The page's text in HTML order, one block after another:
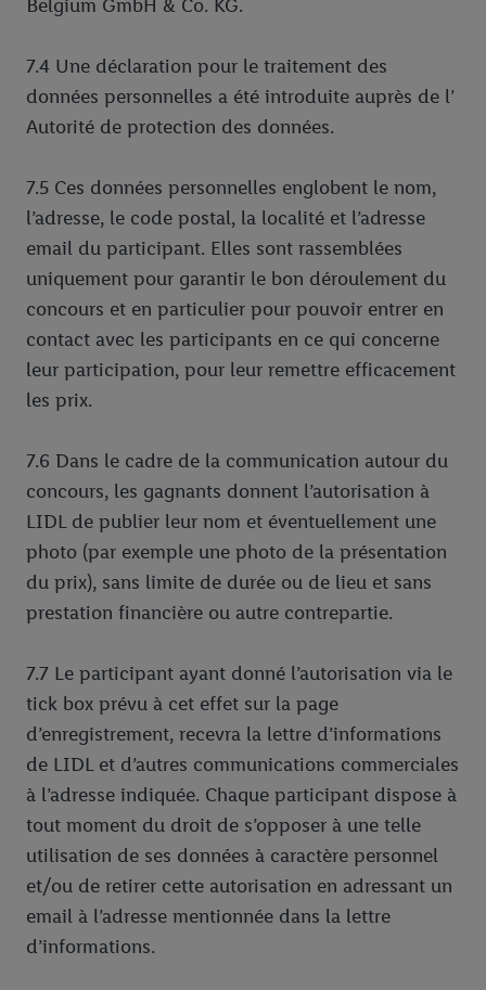
Belgium GmbH & Co. KG.
7.4 Une déclaration pour le traitement des
données personnelles a été introduite auprès de l’
Autorité de protection des données.
7.5 Ces données personnelles englobent le nom,
l’adresse, le code postal, la localité et l’adresse
email du participant. Elles sont rassemblées
uniquement pour garantir le bon déroulement du
concours et en particulier pour pouvoir entrer en
contact avec les participants en ce qui concerne
leur participation, pour leur remettre efficacement
les prix.
7.6 Dans le cadre de la communication autour du
concours, les gagnants donnent l’autorisation à
LIDL de publier leur nom et éventuellement une
photo (par exemple une photo de la présentation
du prix), sans limite de durée ou de lieu et sans
prestation financière ou autre contrepartie.
7.7 Le participant ayant donné l’autorisation via le
tick box prévu à cet effet sur la page
d’enregistrement, recevra la lettre d’informations
de LIDL et d’autres communications commerciales
à l’adresse indiquée. Chaque participant dispose à
tout moment du droit de s’opposer à une telle
utilisation de ses données à caractère personnel
et/ou de retirer cette autorisation en adressant un
email à l’adresse mentionnée dans la lettre
d’informations.